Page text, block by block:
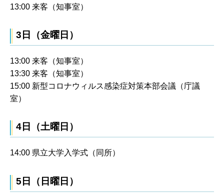
13:00 来客（知事室）
3日（金曜日）
13:00 来客（知事室）
13:30 来客（知事室）
15:00 新型コロナウィルス感染症対策本部会議（庁議
室）
4日（土曜日）
14:00 県立大学入学式（同所）
5日（日曜日）